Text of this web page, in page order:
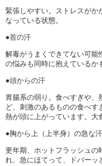
緊張しやすい。ストレスがか
なっている状態。
●首の汗
解毒がうまくできてない可能
の悩みも同時に抱えているか
●頭からの汗
胃腸系の弱り。食べすぎや、
ど、刺激のあるものの食べ
熱が頭に上がっています。大
●胸から上（上半身）の急な汗
更年期、ホットフラッシュの
れ、急にほてって、ドバーッ